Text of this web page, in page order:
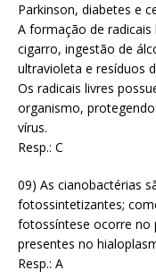
Parkinson, diabetes e
A formação de
cigarro, ingestão de
ultravioleta e resíduos
Os radicais livres
organismo,
vírus.
Resp.: C
09) As cianobactérias
fotossintetizantes;
fotossíntese ocorre no
presentes no
Resp.: A